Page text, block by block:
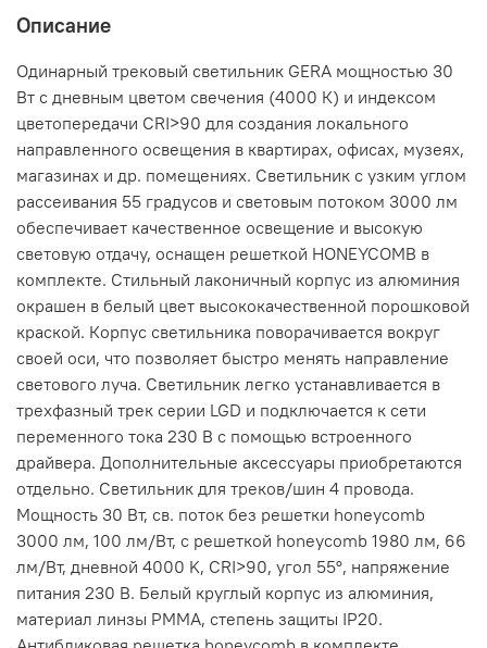
Описание
Одинарный трековый светильник GERA мощностью 30
Вт с дневным цветом свечения (4000 К) и индексом
цветопередачи CRI>90 для создания локального
направленного освещения в квартирах, офисах, музеях,
магазинах и др. помещениях. Светильник с узким углом
рассеивания 55 градусов и световым потоком 3000 лм
обеспечивает качественное освещение и высокую
световую отдачу, оснащен решеткой HONEYCOMB в
комплекте. Стильный лаконичный корпус из алюминия
окрашен в белый цвет высококачественной порошковой
краской. Корпус светильника поворачивается вокруг
своей оси, что позволяет быстро менять направление
светового луча. Светильник легко устанавливается в
трехфазный трек серии LGD и подключается к сети
переменного тока 230 В с помощью встроенного
драйвера. Дополнительные аксессуары приобретаются
отдельно. Светильник для треков/шин 4 провода.
Мощность 30 Вт, св. поток без решетки honeycomb
3000 лм, 100 лм/Вт, с решеткой honeycomb 1980 лм, 66
лм/Вт, дневной 4000 K, CRI>90, угол 55°, напряжение
питания 230 В. Белый круглый корпус из алюминия,
материал линзы PMMA, степень защиты IP20.